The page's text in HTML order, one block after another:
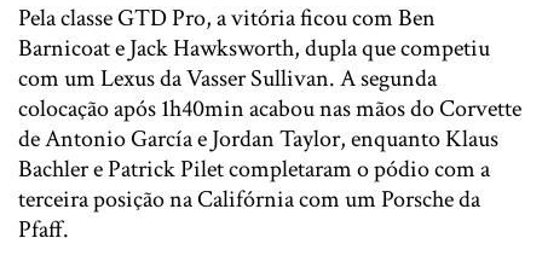
Pela classe GTD Pro, a vitória ficou com Ben
Barnicoat e Jack Hawksworth, dupla que competiu
com um Lexus da Vasser Sullivan. A segunda
colocação após 1h40min acabou nas mãos do Corvette
de Antonio García e Jordan Taylor, enquanto Klaus
Bachler e Patrick Pilet completaram o pódio com a
terceira posição na Califórnia com um Porsche da
Pfaff.